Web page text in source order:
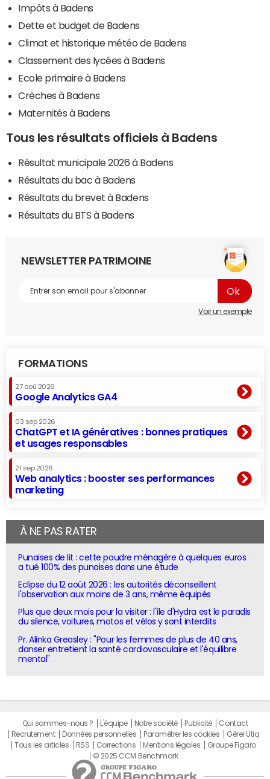
Impôts à Badens
Dette et budget de Badens
Climat et historique météo de Badens
Classement des lycées à Badens
Ecole primaire à Badens
Crèches à Badens
Maternités à Badens
Tous les résultats officiels à Badens
Résultat municipale 2026 à Badens
Résultats du bac à Badens
Résultats du brevet à Badens
Résultats du BTS à Badens
NEWSLETTER PATRIMOINE
Voir un exemple
FORMATIONS
27 aoû 2026
Google Analytics GA4
03 sep 2026
ChatGPT et IA génératives : bonnes pratiques
et usages responsables
21 sep 2026
Web analytics : booster ses performances
marketing
À NE PAS RATER
Punaises de lit : cette poudre ménagère à quelques euros
a tué 100% des punaises dans une étude
Eclipse du 12 août 2026 : les autorités déconseillent
l'observation aux moins de 3 ans, même équipés
Plus que deux mois pour la visiter : l'île d'Hydra est le paradis
du silence, voitures, motos et vélos y sont interdits
Pr. Alinka Greasley : "Pour les femmes de plus de 40 ans,
danser entretient la santé cardiovasculaire et l'équilibre
mental"
Qui sommes-nous ? L'équipe Notre société Publicité
Contact
Recrutement
Données personnelles Paramétrer les cookies
Gérer Utiq
Tous les articles
RSS Corrections Mentions légales
Groupe Figaro
© 2025 CCM Benchmark